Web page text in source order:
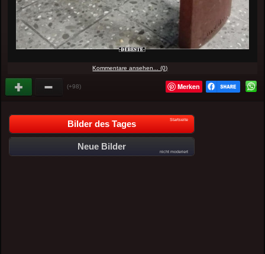
Kommentare ansehen... (0)
(+98) Merken
Bilder des Tages Startseite
Neue Bilder
nicht moderiert